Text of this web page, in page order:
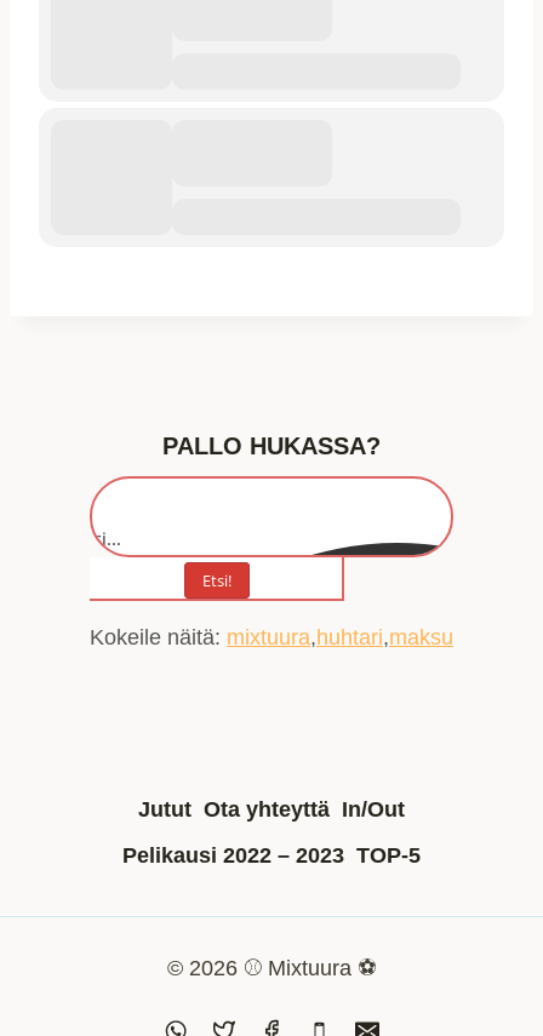
PALLO HUKASSA?
Etsi...
Etsi!
Kokeile näitä: mixtuura huhtari maksu
Jutut Ota yhteyttä In/Out
Pelikausi 2022 – 2023 TOP-5
© 2026 ⚾ Mixtuura ⚽